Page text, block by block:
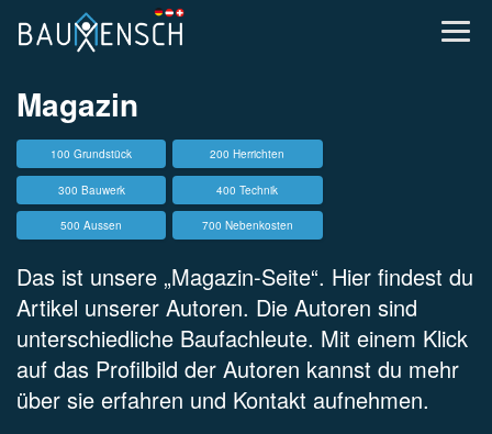
Magazin
100 Grundstück 200 Herrichten
300 Bauwerk 400 Technik
500 Aussen 700 Nebenkosten
Das ist unsere „Magazin-Seite“. Hier findest du
Artikel unserer Autoren. Die Autoren sind
unterschiedliche Baufachleute. Mit einem Klick
auf das Profilbild der Autoren kannst du mehr
über sie erfahren und Kontakt aufnehmen.